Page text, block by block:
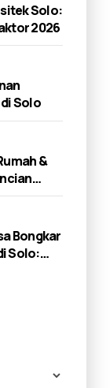
Solo:
2026
Solo
&
Bongkar
Solo: